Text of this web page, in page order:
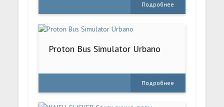
Подробнее
Proton Bus Simulator Urbano
Подробнее